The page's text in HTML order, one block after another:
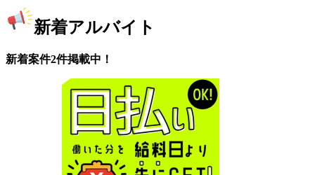
新着アルバイト
新着案件2件掲載中！